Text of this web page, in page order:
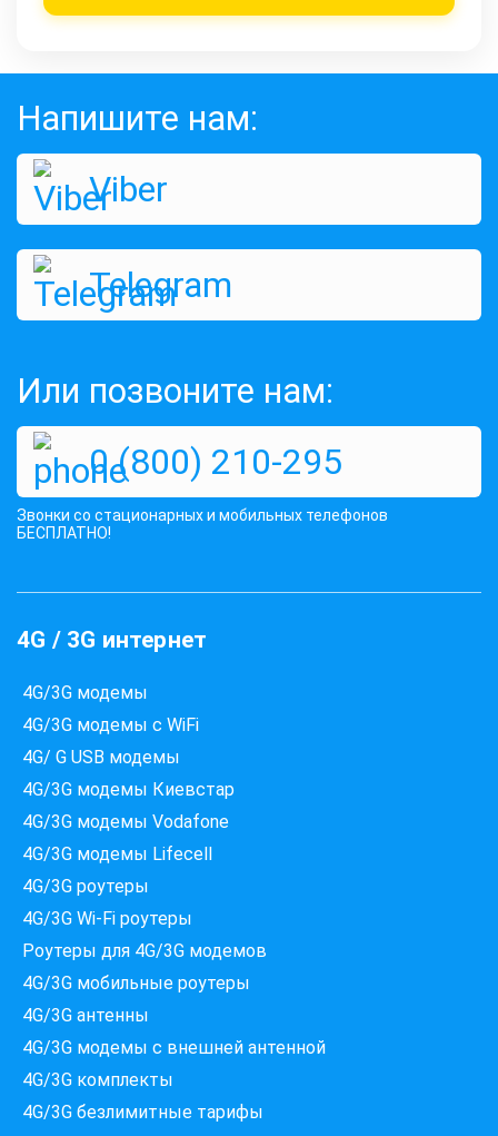
Напишите нам:
Viber
Telegram
Или позвоните нам:
0 (800) 210-295
Звонки со стационарных и мобильных телефонов
БЕСПЛАТНО!
4G / 3G интернет
4G/3G модемы
4G/3G модемы с WiFi
4G/ G USB модемы
4G/3G модемы Киевстар
4G/3G модемы Vodafone
4G/3G модемы Lifecell
4G/3G роутеры
4G/3G Wi-Fi роутеры
Роутеры для 4G/3G модемов
4G/3G мобильные роутеры
4G/3G антенны
4G/3G модемы c внешней антенной
4G/3G комплекты
4G/3G безлимитные тарифы
Які провайдери працюють
за вашою адресою?
Перевірте доступність інтернету за 30 секунд
375+ провайдерів в базі
Введіть вашу адресу
Місто, вулиця та номер будинку
ПЕРЕВІРИТИ ПРОВАЙДЕРІВ